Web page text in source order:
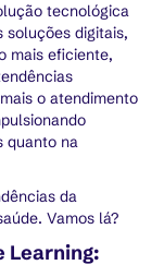
tecnológica
soluções digitais,
mais eficiente,
o atendimento
quanto na
da
Vamos lá?
Learning: